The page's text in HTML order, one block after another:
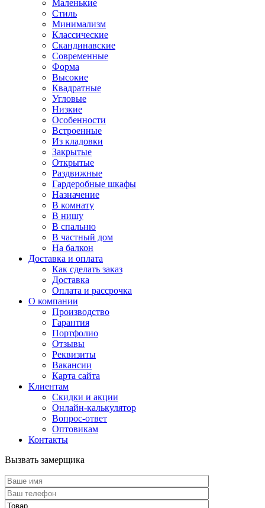
Маленькие
Стиль
Минимализм
Классические
Скандинавские
Современные
Форма
Высокие
Квадратные
Угловые
Низкие
Особенности
Встроенные
Из кладовки
Закрытые
Открытые
Раздвижные
Гардеробные шкафы
Назначение
В комнату
В нишу
В спальню
В частный дом
На балкон
Доставка и оплата
Как сделать заказ
Доставка
Оплата и рассрочка
О компании
Производство
Гарантия
Портфолио
Отзывы
Реквизиты
Вакансии
Карта сайта
Клиентам
Скидки и акции
Онлайн-калькулятор
Вопрос-ответ
Оптовикам
Контакты
Вызвать замерщика